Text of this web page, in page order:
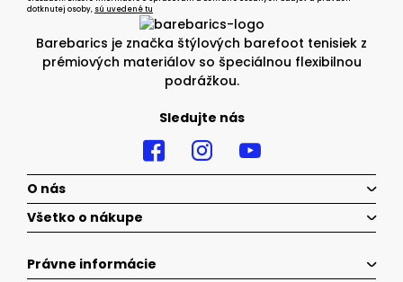
Barebarics je značka štýlových barefoot tenisiek z
prémiových materiálov so špeciálnou flexibilnou
podrážkou.
Sledujte nás
dotknutej osoby, sú uvedené tu
O nás
Všetko o nákupe
Právne informácie